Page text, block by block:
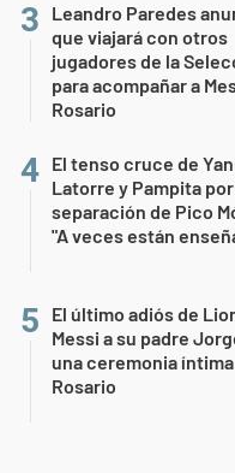
Leandro Paredes
que viajará con otros
jugadores de la
para acompañar a
Rosario
El tenso cruce de
Latorre y Pampita
separación de Pico
"A veces están
El último adiós de
Messi a su padre
una ceremonia
Rosario